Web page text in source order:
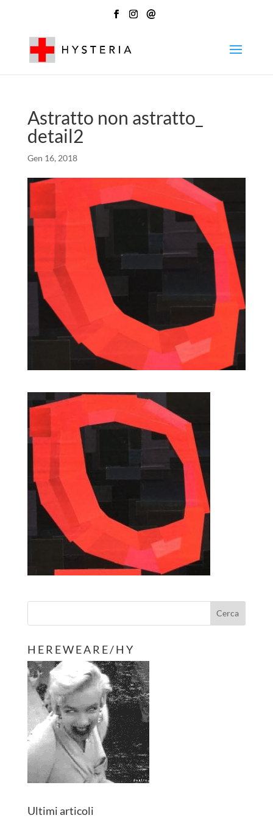
@
Astratto non astratto_
detail2
Gen 16, 2018
H E R E W E A R E / H Y
Ultimi articoli